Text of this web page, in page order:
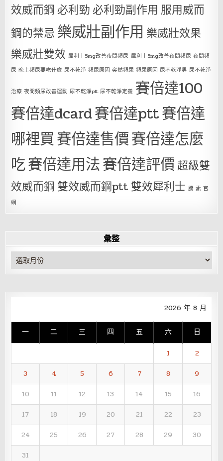
效威而鋼 必利勁 必利勁副作用 服用威而
鋼的禁忌 樂威壯副作用 樂威壯效果
樂威壯雙效 犀利士5mg改善夜間頻尿 犀利士5mg改善夜間頻尿 夜間頻
尿 晚上頻尿要吃什麼 尿不乾淨 頻尿原因 突然頻尿 頻尿原因 尿不乾淨男 尿不乾淨
治療 夜間頻尿改善運動 尿不乾淨ptt 尿不乾淨定義 賽倍達100
賽倍達dcard賽倍達ptt賽倍達
哪裡買賽倍達售價賽倍達怎麼
吃賽倍達用法賽倍達評價超級雙
效威而鋼 雙效威而鋼ptt 雙效犀利士 騰 素 官
網
彙整
彙
整
2026 年 8 月
一 二 三 四 五 六 日
1
2
3
4 5 6 7 8
9
10
11 12 13 14 15
16
17
18 19 20 21 22
23
24
25 26 27 28 29
30
31